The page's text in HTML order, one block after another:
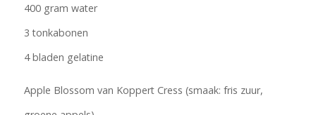
400 gram water
3 tonkabonen
4 bladen gelatine
Apple Blossom van Koppert Cress (smaak: fris zuur,